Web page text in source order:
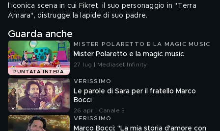
l'iconica scena in cui Fikret, il suo personaggio in "Terra
Amara", distrugge la lapide di suo padre.
Guarda anche
PUNTATA INTERA
MISTER POLARETTO E LA MAGIC MUSIC
Mister Polaretto e la magic music
27 lug | Mediaset Infinity
VERISSIMO
Le parole di Sara per il fratello Marco
Bocci
26 apr | Canale 5
VERISSIMO
Marco Bocci: "La mia storia d'amore con